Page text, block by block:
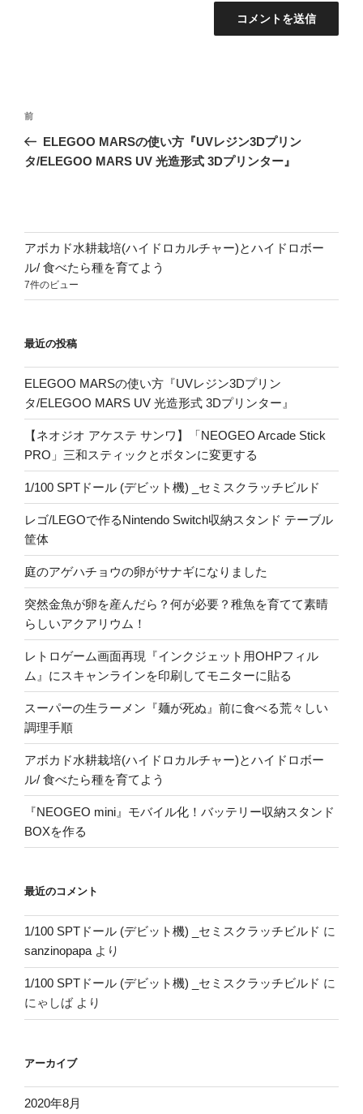
投
ナ
シ
ョ
ン
前
の
投
前
ELEGOO MARSの使い方『UVレジン3Dプリン
タ/ELEGOO MARS UV 光造形式 3Dプリンター』
アボカド水耕栽培(ハイドロカルチャー)とハイドロボー
ル/ 食べたら種を育てよう
7件のビュー
最近の投稿
ELEGOO MARSの使い方『UVレジン3Dプリン
タ/ELEGOO MARS UV 光造形式 3Dプリンター』
【ネオジオ アケステ サンワ】「NEOGEO Arcade Stick
PRO」三和スティックとボタンに変更する
1/100 SPTドール (デビット機) _セミスクラッチビルド
レゴ/LEGOで作るNintendo Switch収納スタンド テーブル
筐体
庭のアゲハチョウの卵がサナギになりました
突然金魚が卵を産んだら？何が必要？稚魚を育てて素晴
らしいアクアリウム！
レトロゲーム画面再現『インクジェット用OHPフィル
ム』にスキャンラインを印刷してモニターに貼る
スーパーの生ラーメン『麺が死ぬ』前に食べる荒々しい
調理手順
アボカド水耕栽培(ハイドロカルチャー)とハイドロボー
ル/ 食べたら種を育てよう
『NEOGEO mini』モバイル化！バッテリー収納スタンド
BOXを作る
最近のコメント
1/100 SPTドール (デビット機) _セミスクラッチビルド に
sanzinopapa より
1/100 SPTドール (デビット機) _セミスクラッチビルド に
にゃしばより
アーカイブ
2020年8月